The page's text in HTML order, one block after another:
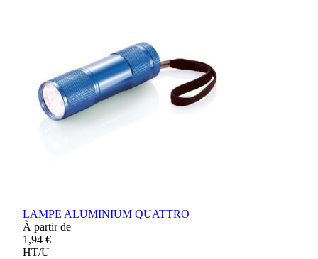
LAMPE ALUMINIUM QUATTRO
À partir de
1,94 €
HT/U